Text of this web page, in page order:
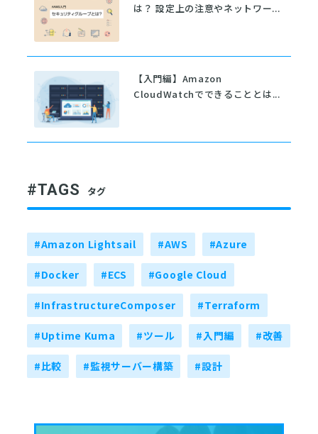
は？ 設定上の注意やネットワー...
【入門編】Amazon
CloudWatchでできることとは...
#TAGS タグ
#Amazon Lightsail #AWS #Azure
#Docker #ECS #Google Cloud
#InfrastructureComposer #Terraform
#Uptime Kuma #ツール #入門編 #改善
#比較 #監視サーバー構築 #設計